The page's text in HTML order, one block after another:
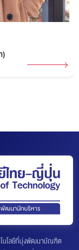
โนโลยีที่มุ่งพัฒนาบัณฑิต